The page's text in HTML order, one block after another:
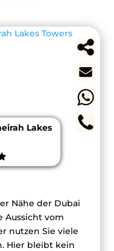
Lakes
Nähe der Dubai
Aussicht vom
nutzen Sie viele
Hier bleibt kein